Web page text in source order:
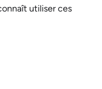
utiliser ces